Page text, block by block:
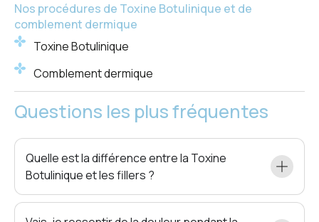
Nos procédures de Toxine Botulinique et de
comblement dermique
Toxine Botulinique
Comblement dermique
Questions les plus fréquentes
Quelle est la différence entre la Toxine
Botulinique et les fillers ?